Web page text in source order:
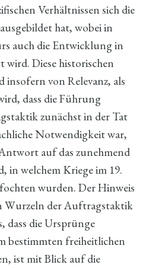
Verhältnissen sich die
hat, wobei in
auch die Entwicklung in
wird. Diese historischen
von Relevanz, als
dass die Führung
zunächst in der Tat
Notwendigkeit war,
auf das zunehmend
in welchem Kriege im 19.
wurden. Der Hinweis
Wurzeln der Auftragstaktik
dass die Ursprünge
bestimmten freiheitlichen
ist mit Blick auf die